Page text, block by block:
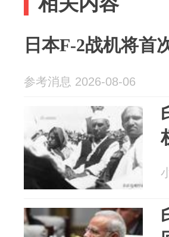
日本F-2战机将首
参考消息 2026-08-06